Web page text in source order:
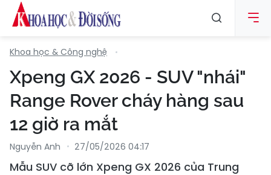
Khoa học & Công nghệ
Xpeng GX 2026 - SUV "nhái"
Range Rover cháy hàng sau
12 giờ ra mắt
Nguyễn Anh 27/05/2026 04:17
Mẫu SUV cỡ lớn Xpeng GX 2026 của Trung